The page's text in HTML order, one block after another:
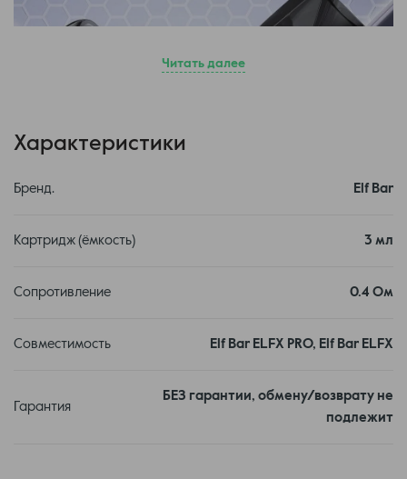
Лёгкая замена картриджей позволяет быстро менять вкусы
неприятные ситуации при заправке.
Картриджи требуют регулярной замены.
Испарители для картриджей не входят в комплект, что
Читать далее
Характеристики
Бренд. Elf Bar
Картридж (ёмкость) 3 мл
Сопротивление 0.4 Ом
Совместимость Elf Bar ELFX PRO, Elf Bar ELFX
Гарантия
БЕЗ гарантии, обмену/возврату не
подлежит